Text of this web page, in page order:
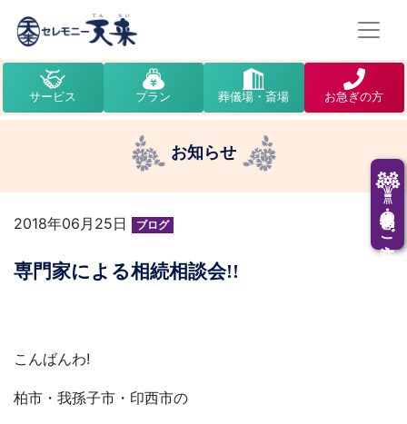
供花・供物のご注文
サービス プラン 葬儀場・斎場 お急ぎの方
お知らせ
2018年06月25日 ブログ
専門家による相続相談会!!
こんばんわ!
柏市・我孫子市・印西市の